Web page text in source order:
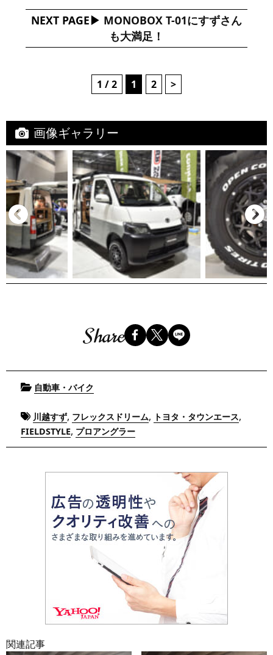
NEXT PAGE
MONOBOX T-01にすずさん
も大満足！
1 / 2 1 2 >
画像ギャラリー
Share
Posted自動車・バイク
Tagged
川越すず, フレックスドリーム, トヨタ・タウンエース,
FIELDSTYLE, プロアングラー
関連記事